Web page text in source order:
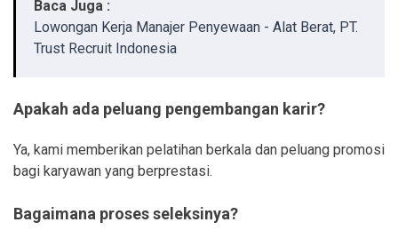
Baca Juga :
Lowongan Kerja Manajer Penyewaan - Alat Berat, PT.
Trust Recruit Indonesia
Apakah ada peluang pengembangan karir?
Ya, kami memberikan pelatihan berkala dan peluang promosi
bagi karyawan yang berprestasi.
Bagaimana proses seleksinya?